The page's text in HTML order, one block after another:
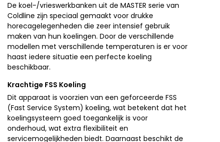
De koel-/vrieswerkbanken uit de MASTER serie van
Coldline zijn speciaal gemaakt voor drukke
horecagelegenheden die zeer intensief gebruik
maken van hun koelingen. Door de verschillende
modellen met verschillende temperaturen is er voor
haast iedere situatie een perfecte koeling
beschikbaar.
Krachtige FSS Koeling
Dit apparaat is voorzien van een geforceerde FSS
(Fast Service System) koeling, wat betekent dat het
koelingsysteem goed toegankelijk is voor
onderhoud, wat extra flexibiliteit en
servicemogelijkheden biedt. Daarnaast beschikt de